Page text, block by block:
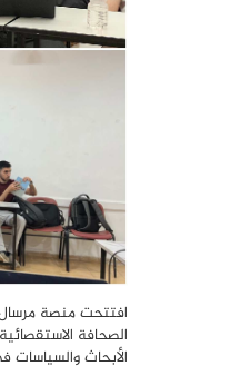
الصحافة
الأبحاث والسياسات